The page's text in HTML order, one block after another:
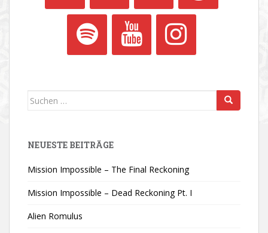
Suchen
NEUESTE BEITRÄGE
Mission Impossible – The Final Reckoning
Mission Impossible – Dead Reckoning Pt. I
Alien Romulus